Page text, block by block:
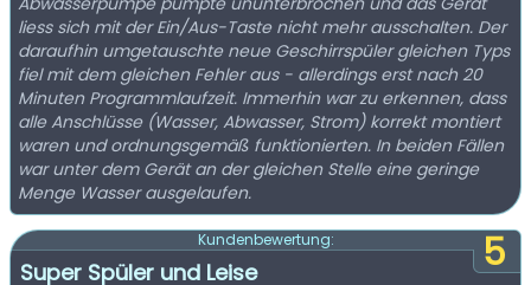
liess sich mit der Ein/Aus-Taste nicht mehr ausschalten. Der
daraufhin umgetauschte neue Geschirrspüler gleichen Typs
fiel mit dem gleichen Fehler aus - allerdings erst nach 20
Minuten Programmlaufzeit. Immerhin war zu erkennen, dass
alle Anschlüsse (Wasser, Abwasser, Strom) korrekt montiert
waren und ordnungsgemäß funktionierten. In beiden Fällen
war unter dem Gerät an der gleichen Stelle eine geringe
Menge Wasser ausgelaufen.
5
Kundenbewertung:
Super Spüler und Leise